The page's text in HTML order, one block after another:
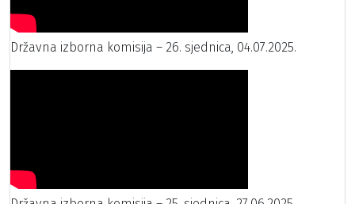
Državna izborna komisija – 26. sjednica, 04.07.2025.